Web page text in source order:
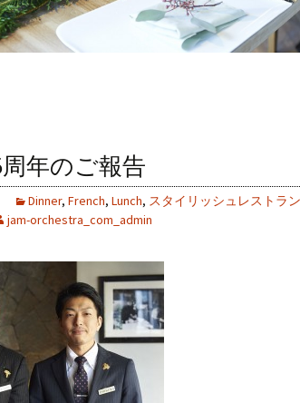
年のご報告
Dinner, French, Lunch, スタイリッシュレストラン
jam-orchestra_com_admin